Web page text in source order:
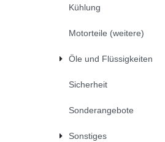
Kühlung
Motorteile (weitere)
Öle und Flüssigkeiten
Sicherheit
Sonderangebote
Sonstiges